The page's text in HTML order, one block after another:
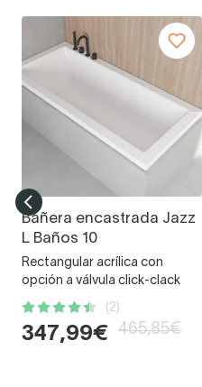
Bañera encastrada Jazz
L Baños 10
Rectangular acrílica con
opción a válvula click-clack
(2)
347,99€ 465,85€